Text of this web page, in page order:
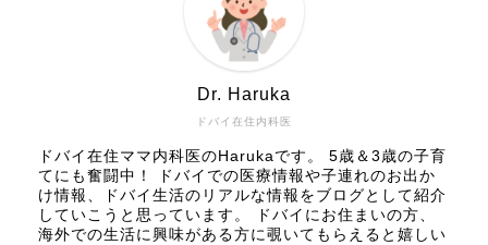
ドバイ在住内科医
Dr. Haruka
ドバイ在住ママ内科医のHarukaです。 5歳＆3歳の子育
てにも奮闘中！ ドバイでの医療情報や子連れのお出か
け情報、ドバイ生活のリアルな情報をブログとして紹介
していこうと思っています。 ドバイにお住まいの方、
海外での生活に興味がある方に覗いてもらえると嬉しい